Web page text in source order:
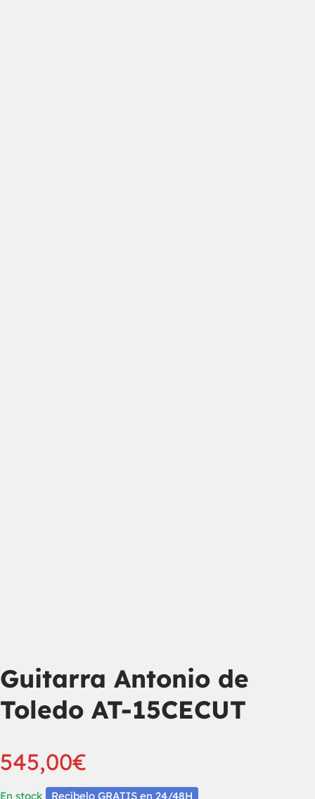
Guitarra Antonio de
Toledo AT-15CECUT
545,00€
En stock Recíbelo GRATIS en 24/48H